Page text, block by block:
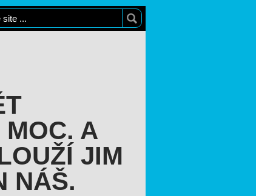
A
JIM
NÁŠ.